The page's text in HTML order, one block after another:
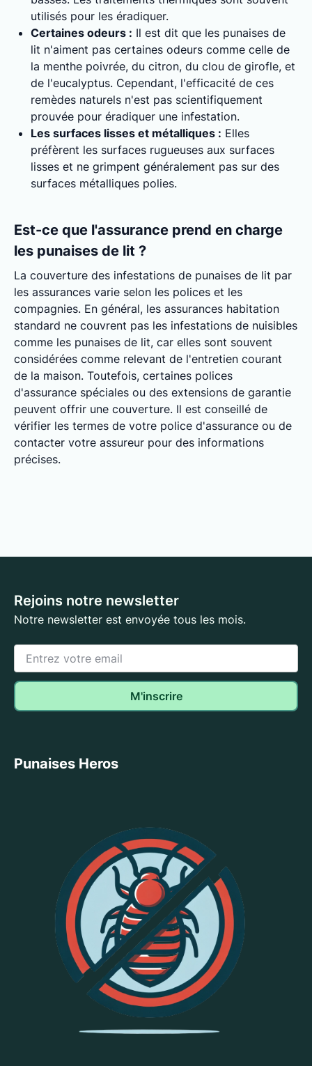
utilisés pour les éradiquer.
Certaines odeurs : Il est dit que les punaises de
lit n'aiment pas certaines odeurs comme celle de
la menthe poivrée, du citron, du clou de girofle, et
de l'eucalyptus. Cependant, l'efficacité de ces
remèdes naturels n'est pas scientifiquement
prouvée pour éradiquer une infestation.
Les surfaces lisses et métalliques : Elles
préfèrent les surfaces rugueuses aux surfaces
lisses et ne grimpent généralement pas sur des
surfaces métalliques polies.
Est-ce que l'assurance prend en charge
les punaises de lit ?
La couverture des infestations de punaises de lit par
les assurances varie selon les polices et les
compagnies. En général, les assurances habitation
standard ne couvrent pas les infestations de nuisibles
comme les punaises de lit, car elles sont souvent
considérées comme relevant de l'entretien courant
de la maison. Toutefois, certaines polices
d'assurance spéciales ou des extensions de garantie
peuvent offrir une couverture. Il est conseillé de
vérifier les termes de votre police d'assurance ou de
contacter votre assureur pour des informations
précises.
Rejoins notre newsletter
Notre newsletter est envoyée tous les mois.
Punaises Heros